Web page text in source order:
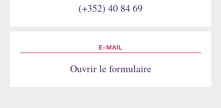
(+352) 40 84 69
E-MAIL
Ouvrir le formulaire